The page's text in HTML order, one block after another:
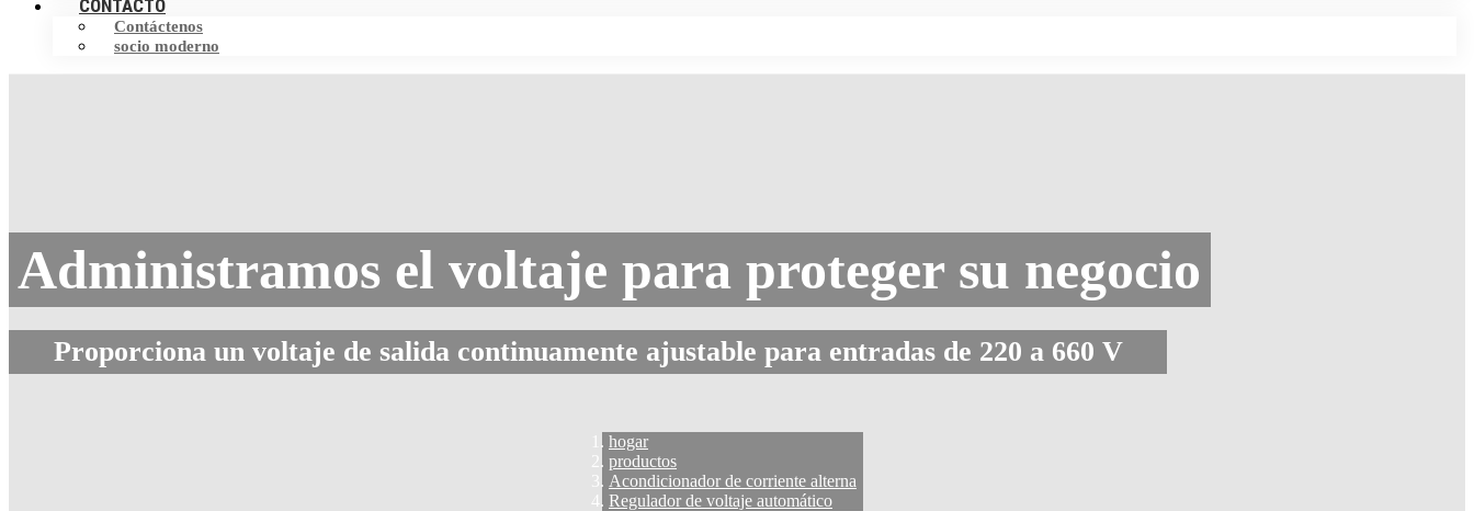
CONTACTO
Contáctenos
socio moderno
Administramos el voltaje para proteger su negocio
Proporciona un voltaje de salida continuamente ajustable para entradas de 220 a 660 V
hogar
productos
Acondicionador de corriente alterna
Regulador de voltaje automático